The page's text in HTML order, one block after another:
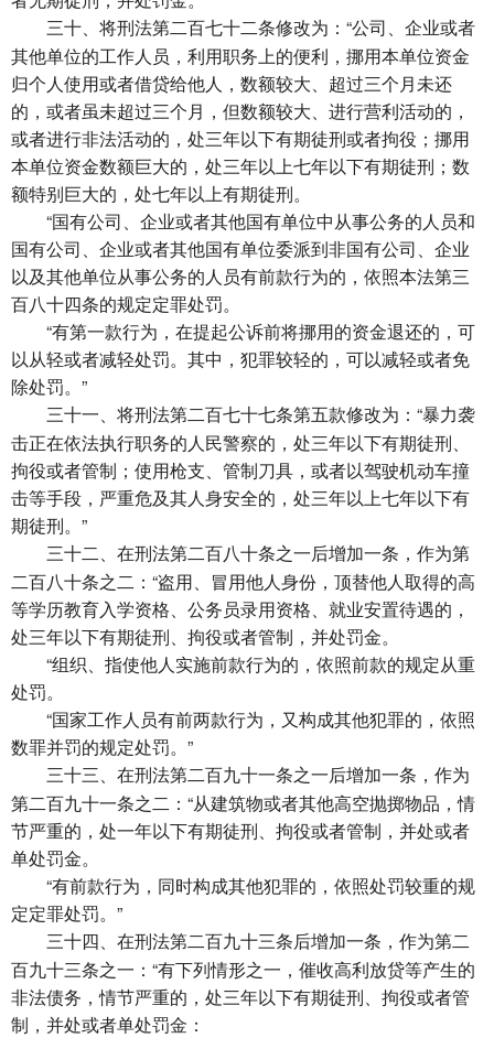
三十、 将刑法第二百七十二条修改为：“公司、企业或者
其他单位的工作人员，利用职务上的便利，挪用本单位资金
归个人使用或者借贷给他人，数额较大、超过三个月未还
的，或者虽未超过三个月，但数额较大、进行营利活动的，
或者进行非法活动的，处三年以下有期徒刑或者拘役；挪用
本单位资金数额巨大的，处三年以上七年以下有期徒刑；数
额特别巨大的，处七年以上有期徒刑。
“国有公司、企业或者其他国有单位中从事公务的人员和
国有公司、企业或者其他国有单位委派到非国有公司、企业
以及其他单位从事公务的人员有前款行为的，依照本法第三
百八十四条的规定定罪处罚。
“有第一款行为，在提起公诉前将挪用的资金退还的，可
以从轻或者减轻处罚。其中，犯罪较轻的，可以减轻或者免
除处罚。”
三十一、 将刑法第二百七十七条第五款修改为：“暴力袭
击正在依法执行职务的人民警察的，处三年以下有期徒刑、
拘役或者管制；使用枪支、管制刀具，或者以驾驶机动车撞
击等手段，严重危及其人身安全的，处三年以上七年以下有
期徒刑。”
三十二、 在刑法第二百八十条之一后增加一条，作为第
二百八十条之二：“盗用、冒用他人身份，顶替他人取得的高
等学历教育入学资格、公务员录用资格、就业安置待遇的，
处三年以下有期徒刑、拘役或者管制，并处罚金。
“组织、指使他人实施前款行为的，依照前款的规定从重
处罚。
“国家工作人员有前两款行为，又构成其他犯罪的，依照
数罪并罚的规定处罚。”
三十三、 在刑法第二百九十一条之一后增加一条，作为
第二百九十一条之二：“从建筑物或者其他高空抛掷物品，情
节严重的，处一年以下有期徒刑、拘役或者管制，并处或者
单处罚金。
“有前款行为，同时构成其他犯罪的，依照处罚较重的规
定定罪处罚。”
三十四、 在刑法第二百九十三条后增加一条，作为第二
百九十三条之一：“有下列情形之一，催收高利放贷等产生的
非法债务，情节严重的，处三年以下有期徒刑、拘役或者管
制，并处或者单处罚金：